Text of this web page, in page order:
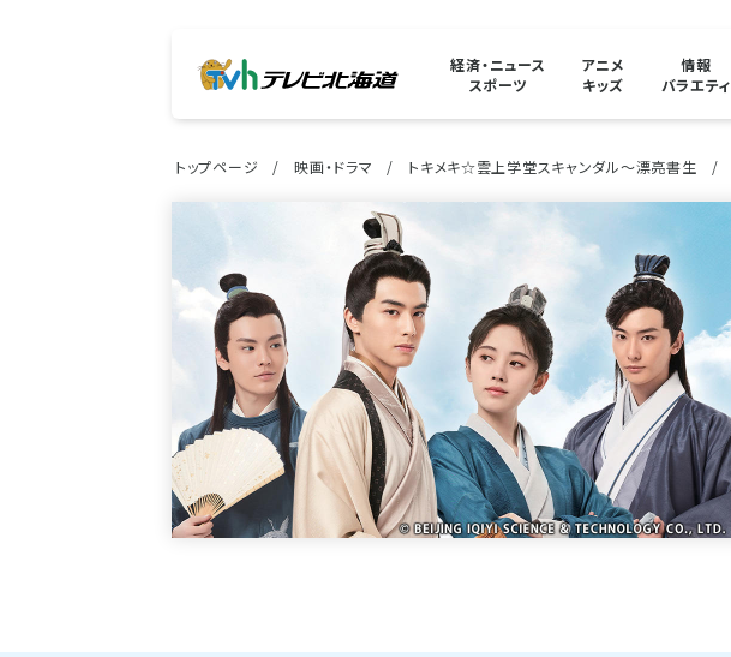
経済・ニュース
スポーツ
アニメ
キッズ
情報
バラエティ
トップページ 映画・ドラマ トキメキ☆雲上学堂スキャンダル～漂亮書生